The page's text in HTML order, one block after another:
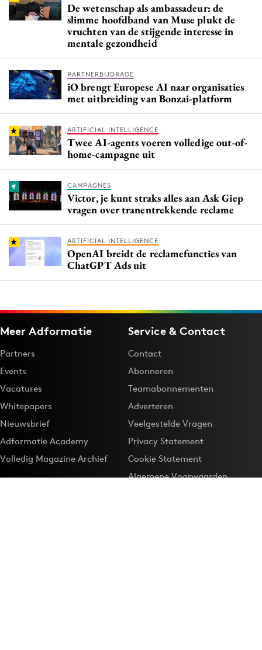
De wetenschap als ambassadeur: de
slimme hoofdband van Muse plukt de
vruchten van de stijgende interesse in
mentale gezondheid
PARTNERBIJDRAGE
iO brengt Europese AI naar organisaties
met uitbreiding van Bonzai-platform
ARTIFICIAL INTELLIGENCE
Twee AI-agents voeren volledige out-of-
home-campagne uit
CAMPAGNES
Victor, je kunt straks alles aan Ask Giep
vragen over tranentrekkende reclame
ARTIFICIAL INTELLIGENCE
OpenAI breidt de reclamefuncties van
ChatGPT Ads uit
Meer Adformatie
Partners
Events
Vacatures
Whitepapers
Nieuwsbrief
Adformatie Academy
Volledig Magazine Archief
Service & Contact
Contact
Abonneren
Teamabonnementen
Adverteren
Veelgestelde Vragen
Privacy Statement
Cookie Statement
Algemene Voorwaarden